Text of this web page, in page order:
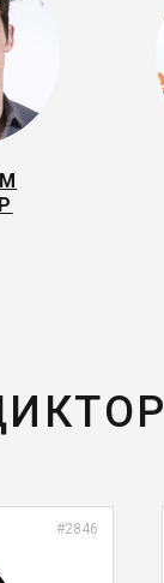
#2846